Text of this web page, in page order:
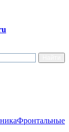
Фронтальные